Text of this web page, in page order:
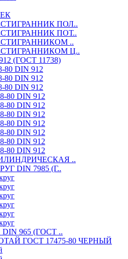
ПОЛ..
ПОТ..
..
Ц..
(ГОСТ 11738)
80 DIN 912
80 DIN 912
80 DIN 912
80 DIN 912
80 DIN 912
80 DIN 912
80 DIN 912
80 DIN 912
80 DIN 912
80 DIN 912
..
DIN 7985 (Г..
965 (ГОСТ ..
ГОСТ 17475-80 ЧЕРНЫЙ